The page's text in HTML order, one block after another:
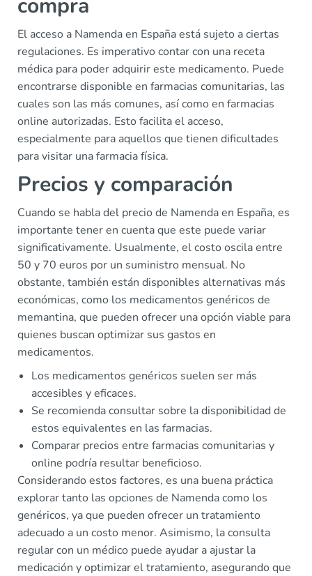
compra
El acceso a Namenda en España está sujeto a ciertas
regulaciones. Es imperativo contar con una receta
médica para poder adquirir este medicamento. Puede
encontrarse disponible en farmacias comunitarias, las
cuales son las más comunes, así como en farmacias
online autorizadas. Esto facilita el acceso,
especialmente para aquellos que tienen dificultades
para visitar una farmacia física.
Precios y comparación
Cuando se habla del precio de Namenda en España, es
importante tener en cuenta que este puede variar
significativamente. Usualmente, el costo oscila entre
50 y 70 euros por un suministro mensual. No
obstante, también están disponibles alternativas más
económicas, como los medicamentos genéricos de
memantina, que pueden ofrecer una opción viable para
quienes buscan optimizar sus gastos en
medicamentos.
Los medicamentos genéricos suelen ser más
accesibles y eficaces.
Se recomienda consultar sobre la disponibilidad de
estos equivalentes en las farmacias.
Comparar precios entre farmacias comunitarias y
online podría resultar beneficioso.
Considerando estos factores, es una buena práctica
explorar tanto las opciones de Namenda como los
genéricos, ya que pueden ofrecer un tratamiento
adecuado a un costo menor. Asimismo, la consulta
regular con un médico puede ayudar a ajustar la
medicación y optimizar el tratamiento, asegurando que